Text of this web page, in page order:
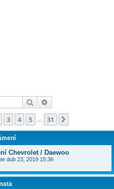
Hledat
z 31
3 4 5 31
Chevrolet / Daewoo
dub 23, 2019 15:36